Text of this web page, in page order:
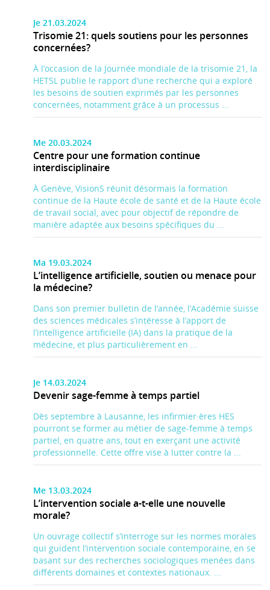
Je 21.03.2024
Trisomie 21: quels soutiens pour les personnes
concernées?
À l’occasion de la Journée mondiale de la trisomie 21, la
HETSL publie le rapport d’une recherche qui a exploré
les besoins de soutien exprimés par les personnes
concernées, notamment grâce à un processus ...
Me 20.03.2024
Centre pour une formation continue
interdisciplinaire
À Genève, VisionS réunit désormais la formation
continue de la Haute école de santé et de la Haute école
de travail social, avec pour objectif de répondre de
manière adaptée aux besoins spécifiques du ...
Ma 19.03.2024
L’intelligence artificielle, soutien ou menace pour
la médecine?
Dans son premier bulletin de l’année, l’Académie suisse
des sciences médicales s’intéresse à l’apport de
l’intelligence artificielle (IA) dans la pratique de la
médecine, et plus particulièrement en ...
Je 14.03.2024
Devenir sage-femme à temps partiel
Dès septembre à Lausanne, les infirmier·ères HES
pourront se former au métier de sage-femme à temps
partiel, en quatre ans, tout en exerçant une activité
professionnelle. Cette offre vise à lutter contre la ...
Me 13.03.2024
L’intervention sociale a-t-elle une nouvelle
morale?
Un ouvrage collectif s’interroge sur les normes morales
qui guident l’intervention sociale contemporaine, en se
basant sur des recherches sociologiques menées dans
différents domaines et contextes nationaux. ...